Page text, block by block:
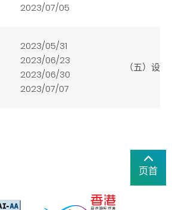
2023/07/05
2023/05/31
2023/06/23
2023/06/30
2023/07/07
（五）设
页首